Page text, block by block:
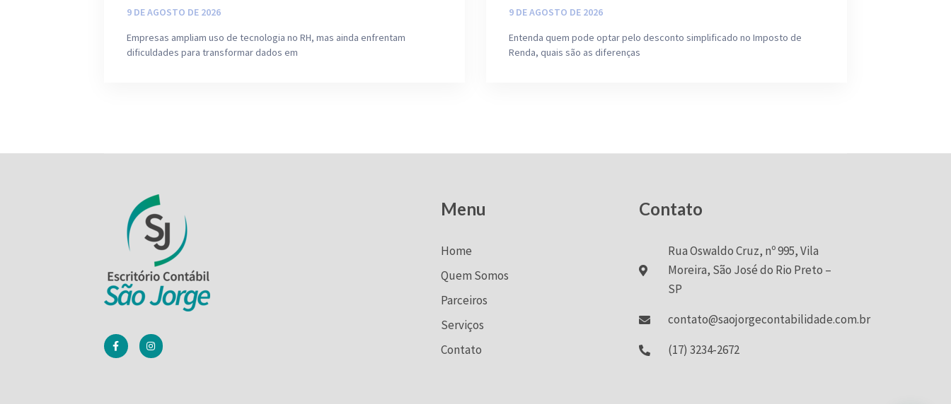
9 DE AGOSTO DE 2026
Empresas ampliam uso de tecnologia no RH, mas ainda enfrentam
dificuldades para transformar dados em
9 DE AGOSTO DE 2026
Entenda quem pode optar pelo desconto simplificado no Imposto de
Renda, quais são as diferenças
Menu
Home
Quem Somos
Parceiros
Serviços
Contato
Contato
Rua Oswaldo Cruz, nº 995, Vila
Moreira, São José do Rio Preto –
SP
contato@saojorgecontabilidade.com.br
(17) 3234-2672